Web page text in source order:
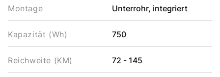
Montage
Unterrohr, integriert
Kapazität (Wh) 750
Reichweite (KM) 72 - 145